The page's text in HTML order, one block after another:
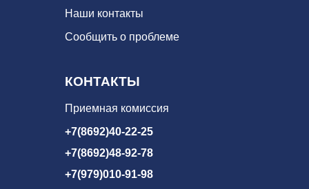
Наши контакты
Сообщить о проблеме
КОНТАКТЫ
Приемная комиссия
+7(8692)40-22-25
+7(8692)48-92-78
+7(979)010-91-98